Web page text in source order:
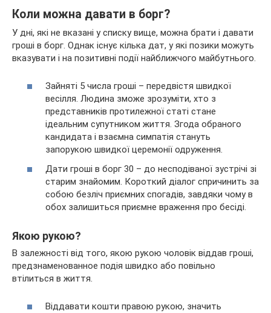
Коли можна давати в борг?
У дні, які не вказані у списку вище, можна брати і давати
гроші в борг. Однак існує кілька дат, у які позики можуть
вказувати і на позитивні події найближчого майбутнього.
Зайняті 5 числа гроші – передвістя швидкої
весілля. Людина зможе зрозуміти, хто з
представників протилежної статі стане
ідеальним супутником життя. Згода обраного
кандидата і взаємна симпатія стануть
запорукою швидкої церемонії одруження.
Дати гроші в борг 30 – до несподіваної зустрічі зі
старим знайомим. Короткий діалог спричинить за
собою безліч приємних спогадів, завдяки чому в
обох залишиться приємне враження про бесіді.
Якою рукою?
В залежності від того, якою рукою чоловік віддав гроші,
предзнаменованное подія швидко або повільно
втілиться в життя.
Віддавати кошти правою рукою, значить